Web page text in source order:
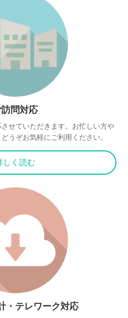
訪問対応
せていただきます。お忙しい方や
うぞお気軽にご利用ください。
しく読む
・テレワーク対応